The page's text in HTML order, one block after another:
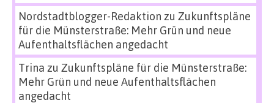
Nordstadtblogger-Redaktion zu Zukunftspläne
für die Münsterstraße: Mehr Grün und neue
Aufenthaltsflächen angedacht
Trina zu Zukunftspläne für die Münsterstraße:
Mehr Grün und neue Aufenthaltsflächen
angedacht